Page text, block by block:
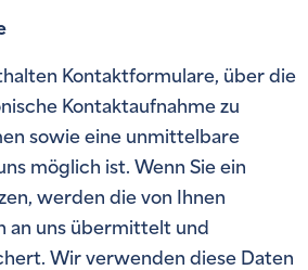
Kontaktformulare, über die
Kontaktaufnahme zu
sowie eine unmittelbare
möglich ist. Wenn Sie ein
werden die von Ihnen
an uns übermittelt und
Wir verwenden diese Daten